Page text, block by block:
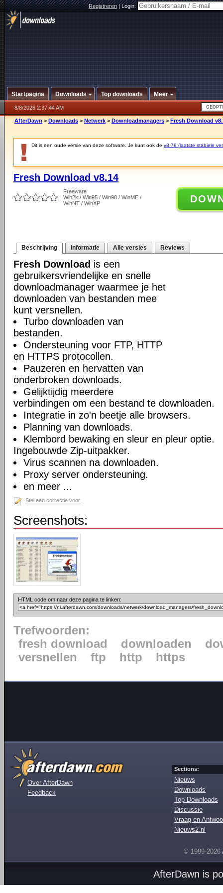
Registreren|Login:
Startpagina Downloads Top downloads Meer
8/8/2026 2:37:44 AM
AfterDawn > Downloads > Netwerk > Downloadmanagers > Fresh Download
Dit is een oude versie van deze software. Je kunt ook de v8.79 (laatste stabiele
Fresh Download v8.14
Freeware
Win2k / Win95 / Win98 / WinME /
WinNT / WinXP
Beschrijving Informatie Alle versies Reviews
Fresh Download is een
gebruikersvriendelijke en snelle
downloadmanager waarmee je het
downloaden van bestanden mee
kunt versnellen.
Turbo downloaden van
bestanden.
Ondersteuning voor FTP, HTTP
en HTTPS protocollen.
Pauzeren en hervatten van
onderbroken downloads.
Gelijktijdig meerdere
verbindingen om een bestand te downloaden.
Integratie in zo'n beetje alle browsers.
Planning van downloads.
Klembord bewaking en sleur en pleur optie.
Ingebouwde Zip-uitpakker.
Virus scannen na downloaden.
Proxy server ondersteuning.
en meer ...
Stel een correctie voor
Screenshots:
HTML code om naar deze pagina te linken:
Trefwoorden:
fresh download
downloaden
versnellen
ftp http https
Over AfterDawn
Feedback
Sections:
Nieuws
Downloads
Top Downloads
Discussie
Vraag en
Nieuws2.nl
© 1999-2026
AfterDawn is